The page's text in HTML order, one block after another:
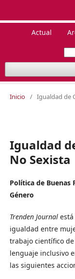
Actual
Inicio / Igualdad de
Igualdad
No Sexista
Política de Buenas
Género
Trenden Journal
igualdad entre
trabajo científico
lenguaje inclusivo
las siguientes